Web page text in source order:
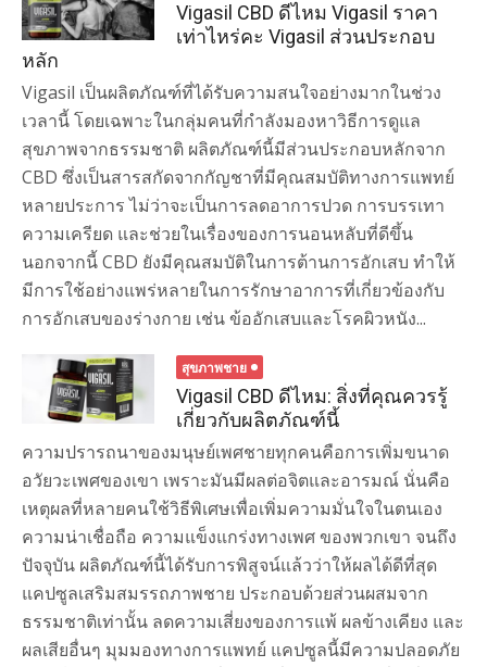
Vigasil CBD ดีไหม Vigasil ราคา
เท่าไหร่คะ Vigasil ส่วนประกอบ
หลัก
Vigasil เป็นผลิตภัณฑ์ที่ได้รับความสนใจอย่างมากในช่วง
เวลานี้ โดยเฉพาะในกลุ่มคนที่กำลังมองหาวิธีการดูแล
สุขภาพจากธรรมชาติ ผลิตภัณฑ์นี้มีส่วนประกอบหลักจาก
CBD ซึ่งเป็นสารสกัดจากกัญชาที่มีคุณสมบัติทางการแพทย์
หลายประการ ไม่ว่าจะเป็นการลดอาการปวด การบรรเทา
ความเครียด และช่วยในเรื่องของการนอนหลับที่ดีขึ้น
นอกจากนี้ CBD ยังมีคุณสมบัติในการต้านการอักเสบ ทำให้
มีการใช้อย่างแพร่หลายในการรักษาอาการที่เกี่ยวข้องกับ
การอักเสบของร่างกาย เช่น ข้ออักเสบและโรคผิวหนัง...
สุขภาพชาย
Vigasil CBD ดีไหม: สิ่งที่คุณควรรู้
เกี่ยวกับผลิตภัณฑ์นี้
ความปรารถนาของมนุษย์เพศชายทุกคนคือการเพิ่มขนาด
อวัยวะเพศของเขา เพราะมันมีผลต่อจิตและอารมณ์ นั่นคือ
เหตุผลที่หลายคนใช้วิธีพิเศษเพื่อเพิ่มความมั่นใจในตนเอง
ความน่าเชื่อถือ ความแข็งแกร่งทางเพศ ของพวกเขา จนถึง
ปัจจุบัน ผลิตภัณฑ์นี้ได้รับการพิสูจน์แล้วว่าให้ผลได้ดีที่สุด
แคปซูลเสริมสมรรถภาพชาย ประกอบด้วยส่วนผสมจาก
ธรรมชาติเท่านั้น ลดความเสี่ยงของการแพ้ ผลข้างเคียง และ
ผลเสียอื่นๆ มุมมองทางการแพทย์ แคปซูลนี้มีความปลอดภัย